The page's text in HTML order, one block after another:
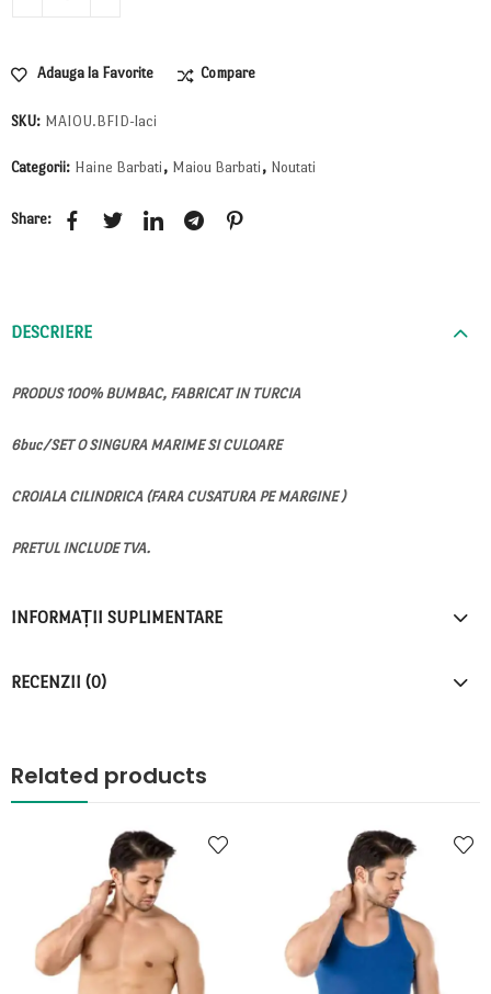
Adauga la Favorite Compare
SKU: MAIOU.BFID-laci
Categorii: Haine Barbati , Maiou Barbati , Noutati
Share:
DESCRIERE
PRODUS 100% BUMBAC, FABRICAT IN TURCIA
6buc/SET O SINGURA MARIME SI CULOARE
CROIALA CILINDRICA (FARA CUSATURA PE MARGINE )
PRETUL INCLUDE TVA.
INFORMAȚII SUPLIMENTARE
RECENZII (0)
Related products